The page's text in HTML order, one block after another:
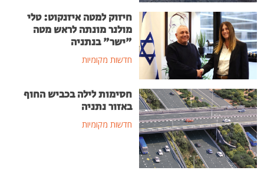
חיזוק למטה איזנקוט: טלי
מולנר מונתה לראש מטה
"ישר" בנתניה
חדשות מקומיות
חסימות לילה בכביש החוף
באזור נתניה
חדשות מקומיות